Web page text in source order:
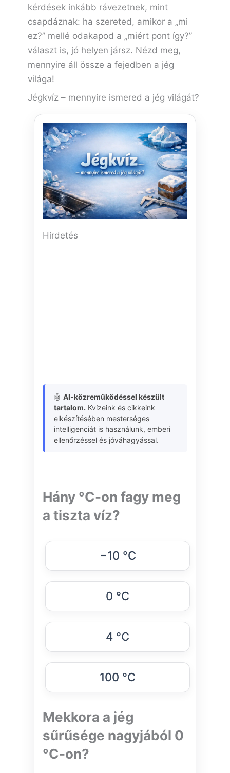
kérdések inkább rávezetnek, mint
csapdáznak: ha szereted, amikor a „mi
ez?” mellé odakapod a „miért pont így?”
választ is, jó helyen jársz. Nézd meg,
mennyire áll össze a fejedben a jég
világa!
Jégkvíz – mennyire ismered a jég világát?
Hirdetés
🤖 AI-közreműködéssel készült
tartalom. Kvízeink és cikkeink
elkészítésében mesterséges
intelligenciát is használunk, emberi
ellenőrzéssel és jóváhagyással.
Hány °C-on fagy meg
a tiszta víz?
−10 °C
0 °C
4 °C
100 °C
Mekkora a jég
sűrűsége nagyjából 0
°C-on?